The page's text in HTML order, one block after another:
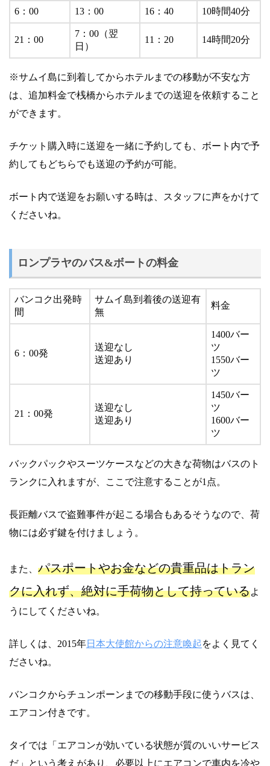
6：00 13：00 16：40 10時間40分
21：00
7：00（翌
日）
11：20 14時間20分
※サムイ島に到着してからホテルまでの移動が不安な方
は、追加料金で桟橋からホテルまでの送迎を依頼すること
ができます。
チケット購入時に送迎を一緒に予約しても、ボート内で予
約してもどちらでも送迎の予約が可能。
ボート内で送迎をお願いする時は、スタッフに声をかけて
くださいね。
ロンプラヤのバス&ボートの料金
バンコク出発時
間
サムイ島到着後の送迎有
無
料金
6：00発
送迎なし
送迎あり
1400バー
ツ
1550バー
ツ
21：00発
送迎なし
送迎あり
1450バー
ツ
1600バー
ツ
バックパックやスーツケースなどの大きな荷物はバスのト
ランクに入れますが、ここで注意することが1点。
長距離バスで盗難事件が起こる場合もあるそうなので、荷
物には必ず鍵を付けましょう。
また、 パスポートやお金などの貴重品はトラン
クに入れず、絶対に手荷物として持っているよ
うにしてくださいね。
詳しくは、2015年日本大使館からの注意喚起をよく見てく
ださいね。
バンコクからチュンポーンまでの移動手段に使うバスは、
エアコン付きです。
タイでは「エアコンが効いている状態が質のいいサービス
だ」という考えがあり、必要以上にエアコンで車内を冷や